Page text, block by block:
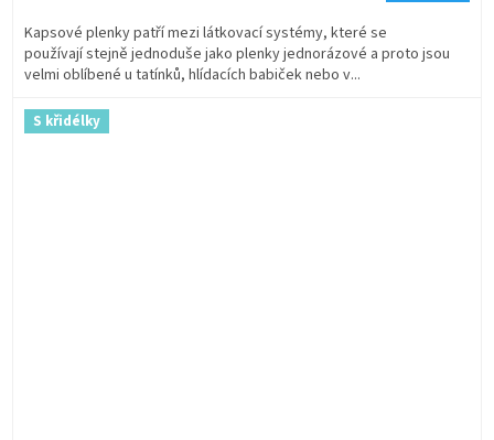
Kapsové plenky patří mezi látkovací systémy, které se
používají stejně jednoduše jako plenky jednorázové a proto jsou
velmi oblíbené u tatínků, hlídacích babiček nebo v...
S křidélky